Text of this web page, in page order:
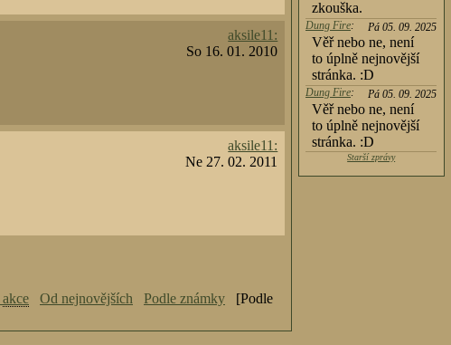
aksile11:
So 16. 01. 2010
aksile11:
Ne 27. 02. 2011
akce Od nejnovějších Podle známky [Podle
zkouška.
Pá 05. 09. 2025
Dung Fire:
Věř nebo ne, není
to úplně nejnovější
stránka. :D
Pá 05. 09. 2025
Dung Fire:
Věř nebo ne, není
to úplně nejnovější
stránka. :D
Starší zprávy